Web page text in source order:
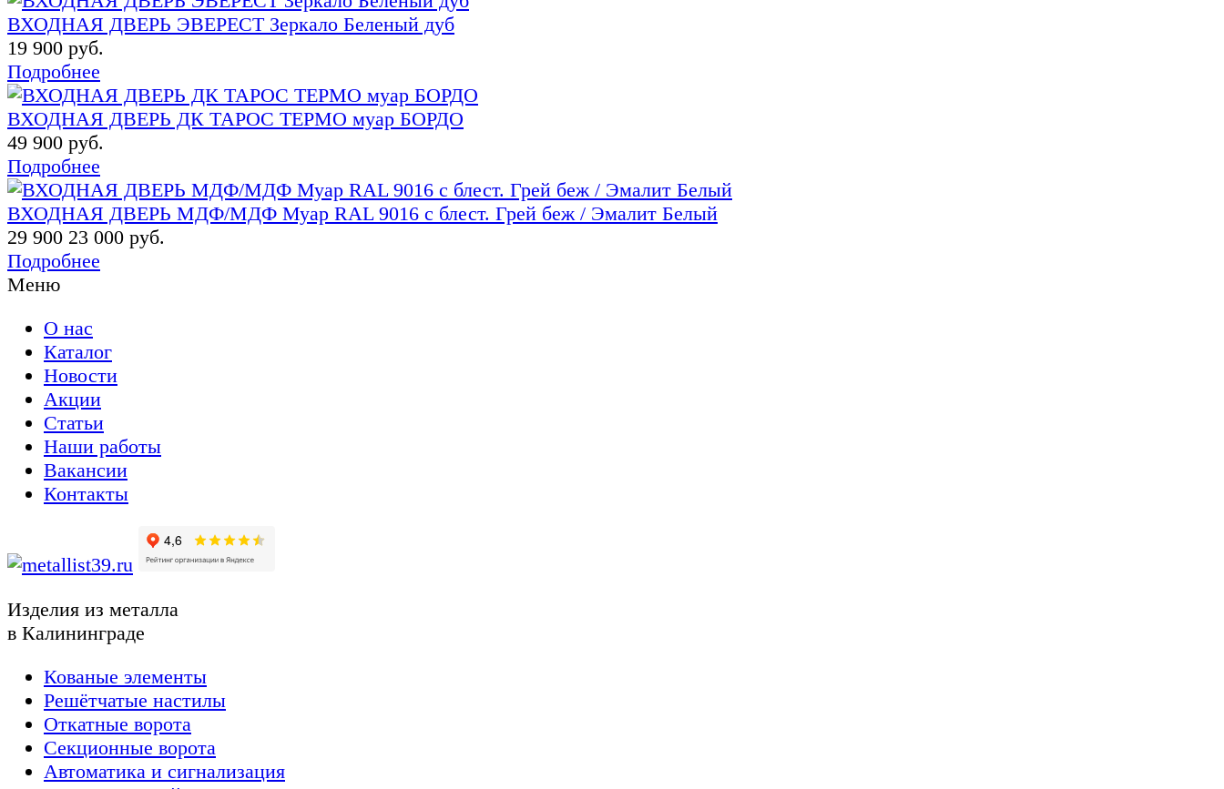
ВХОДНАЯ ДВЕРЬ ЭВЕРЕСТ Зеркало Беленый дуб
19 900 руб.
Подробнее
ВХОДНАЯ ДВЕРЬ ДК ТАРОС ТЕРМО муар БОРДО
49 900 руб.
Подробнее
ВХОДНАЯ ДВЕРЬ МДФ/МДФ Муар RAL 9016 с блест. Грей беж / Эмалит Белый
29 900 23 000 руб.
Подробнее
Меню
О нас
Каталог
Новости
Акции
Статьи
Наши работы
Вакансии
Контакты
Изделия из металла
в Калининграде
Кованые элементы
Решётчатые настилы
Откатные ворота
Секционные ворота
Автоматика и сигнализация